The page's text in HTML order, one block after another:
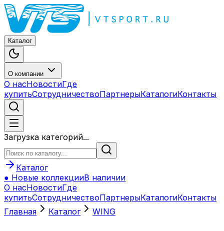
Каталог
О компании
О насНовостиГде
купитьСотрудничествоПартнерыКаталогиКонтакты
Загрузка категорий...
Каталог
● Новые коллекцииВ наличии
О насНовостиГде
купитьСотрудничествоПартнерыКаталогиКонтакты
Главная
Каталог WING